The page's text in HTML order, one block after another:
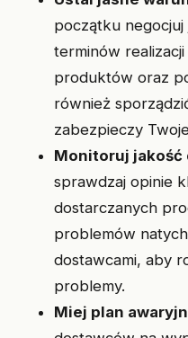
początku negocjuj
terminów
produktów oraz
również
zabezpieczy
Monitoruj jakość
sprawdzaj opinie
dostarczanych
problemów
dostawcami, aby
problemy.
Miej plan